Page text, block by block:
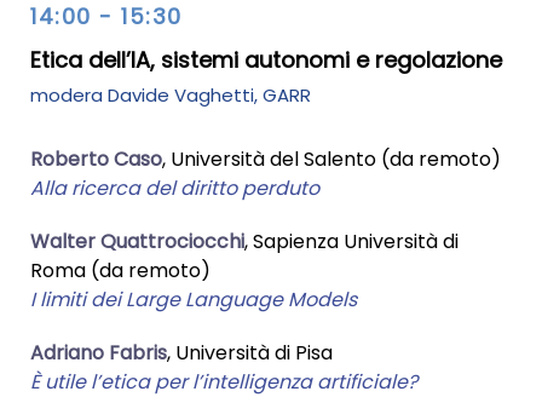
14:00 - 15:30
Etica dell’IA, sistemi autonomi e regolazione
modera Davide Vaghetti, GARR
Roberto Caso, Università del Salento (da remoto)
Alla ricerca del diritto perduto
Walter Quattrociocchi, Sapienza Università di
Roma (da remoto)
I limiti dei Large Language Models
Adriano Fabris, Università di Pisa
È utile l’etica per l’intelligenza artificiale?